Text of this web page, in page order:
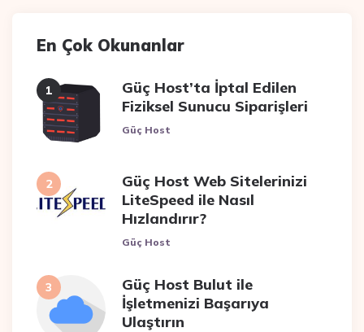
En Çok Okunanlar
Güç Host’ta İptal Edilen
Fiziksel Sunucu Siparişleri
Posted
Güç Host
Güç Host Web Sitelerinizi
LiteSpeed ile Nasıl
Hızlandırır?
Posted
Güç Host
Güç Host Bulut ile
İşletmenizi Başarıya
Ulaştırın